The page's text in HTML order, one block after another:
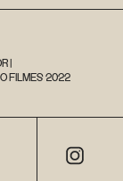
|
FILMES 2022